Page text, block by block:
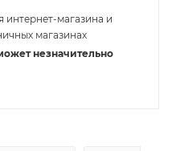
интернет-магазина и
магазинах
незначительно